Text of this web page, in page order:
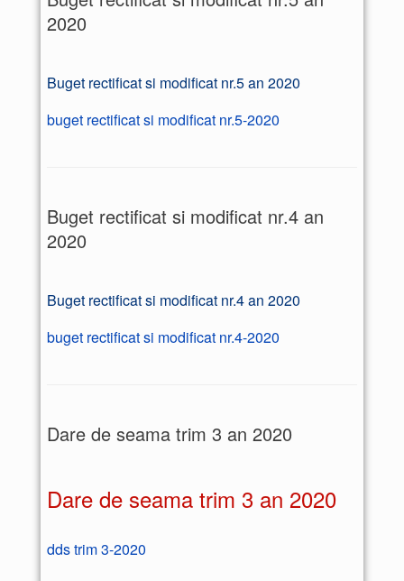
2020
Buget rectificat si modificat nr.5 an 2020
buget rectificat si modificat nr.5-2020
Buget rectificat si modificat nr.4 an
2020
Buget rectificat si modificat nr.4 an 2020
buget rectificat si modificat nr.4-2020
Dare de seama trim 3 an 2020
Dare de seama trim 3 an 2020
dds trim 3-2020